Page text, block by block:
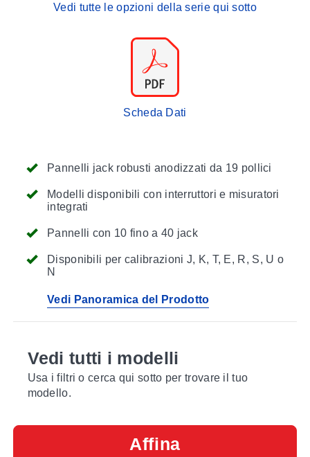
Pannelli jack robusti anodizzati da 19 pollici
Modelli disponibili con interruttori e misuratori
integrati
Pannelli con 10 fino a 40 jack
Disponibili per calibrazioni J, K, T, E, R, S, U o
N
Vedi Panoramica del Prodotto
Vedi tutte le opzioni della serie qui sotto
Scheda Dati
Vedi tutti i modelli
Usa i filtri o cerca qui sotto per trovare il tuo
modello.
Affina